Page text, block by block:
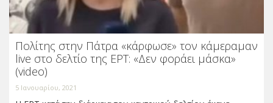
Πολίτης στην Πάτρα «κάρφωσε» τον κάμεραμαν
live στο δελτίο της ΕΡΤ: «Δεν φοράει μάσκα»
(video)
5 Ιανουαρίου, 2021